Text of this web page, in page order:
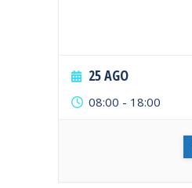
25 AGO
08:00 - 18:00